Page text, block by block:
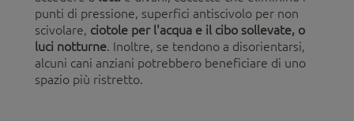
punti di pressione, superfici antiscivolo per non
scivolare, ciotole per l'acqua e il cibo sollevate, o
luci notturne. Inoltre, se tendono a disorientarsi,
alcuni cani anziani potrebbero beneficiare di uno
spazio più ristretto.